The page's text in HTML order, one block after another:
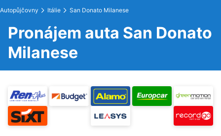
Autopůjčovny Itálie San Donato Milanese
Pronájem auta San Donato
Milanese